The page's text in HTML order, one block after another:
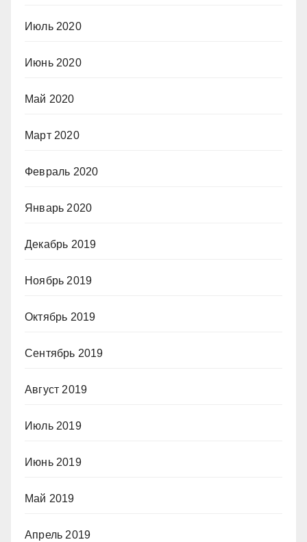
Июль 2020
Июнь 2020
Май 2020
Март 2020
Февраль 2020
Январь 2020
Декабрь 2019
Ноябрь 2019
Октябрь 2019
Сентябрь 2019
Август 2019
Июль 2019
Июнь 2019
Май 2019
Апрель 2019